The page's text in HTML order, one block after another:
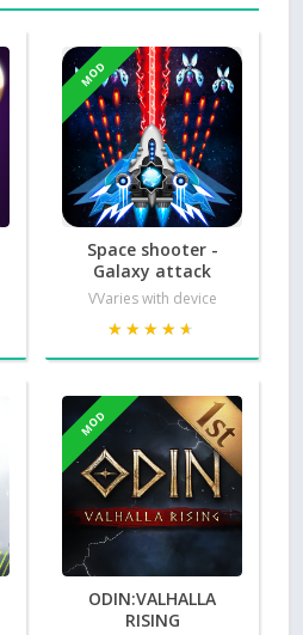
MOD
Space shooter -
Galaxy attack
VVaries with device
★★★★★
★★★★★
MOD
ODIN:VALHALLA
RISING